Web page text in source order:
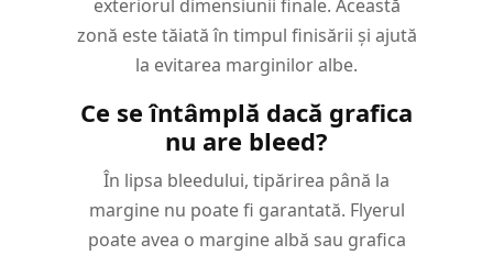
exteriorul dimensiunii finale. Această
zonă este tăiată în timpul finisării și ajută
la evitarea marginilor albe.
Ce se întâmplă dacă grafica
nu are bleed?
În lipsa bleedului, tipărirea până la
margine nu poate fi garantată. Flyerul
poate avea o margine albă sau grafica